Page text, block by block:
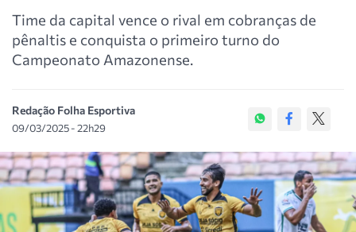
Time da capital vence o rival em cobranças de
pênaltis e conquista o primeiro turno do
Campeonato Amazonense.
Redação Folha Esportiva
09/03/2025 - 22h29